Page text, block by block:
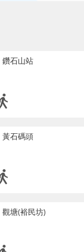
鑽石山站
黃石碼頭
觀塘(裕民坊)